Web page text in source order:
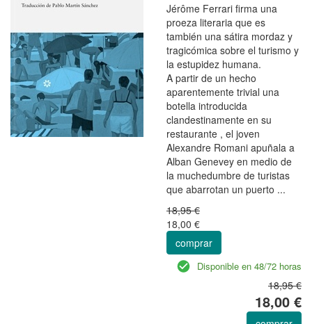
Jérôme Ferrari firma una
proeza literaria que es
también una sátira mordaz y
tragicómica sobre el turismo y
la estupidez humana.
A partir de un hecho
aparentemente trivial una
botella introducida
clandestinamente en su
restaurante , el joven
Alexandre Romani apuñala a
Alban Genevey en medio de
la muchedumbre de turistas
que abarrotan un puerto ...
18,95 €
18,00 €
comprar
Disponible en 48/72 horas
18,95 €
18,00 €